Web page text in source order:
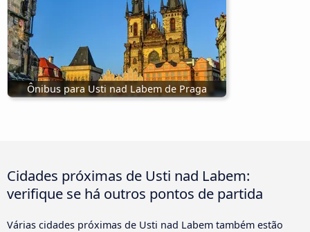
Ônibus para Usti nad Labem de Praga
Cidades próximas de Usti nad Labem:
verifique se há outros pontos de partida
Várias cidades próximas de Usti nad Labem também estão